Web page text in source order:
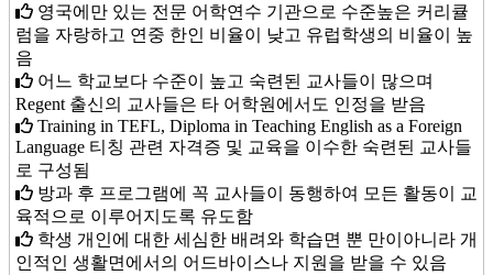
영국에만 있는 전문 어학연수 기관으로 수준높은 커리큘
럼을 자랑하고 연중 한인 비율이 낮고 유럽학생의 비율이 높
음
어느 학교보다 수준이 높고 숙련된 교사들이 많으며
Regent 출신의 교사들은 타 어학원에서도 인정을 받음
Training in TEFL, Diploma in Teaching English as a Foreign
Language 티칭 관련 자격증 및 교육을 이수한 숙련된 교사들
로 구성됨
방과 후 프로그램에 꼭 교사들이 동행하여 모든 활동이 교
육적으로 이루어지도록 유도함
학생 개인에 대한 세심한 배려와 학습면 뿐 만이아니라 개
인적인 생활면에서의 어드바이스나 지원을 받을 수 있음